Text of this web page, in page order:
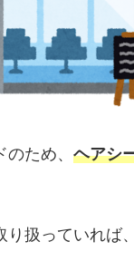
ため、 ヘアシ
扱っていれば